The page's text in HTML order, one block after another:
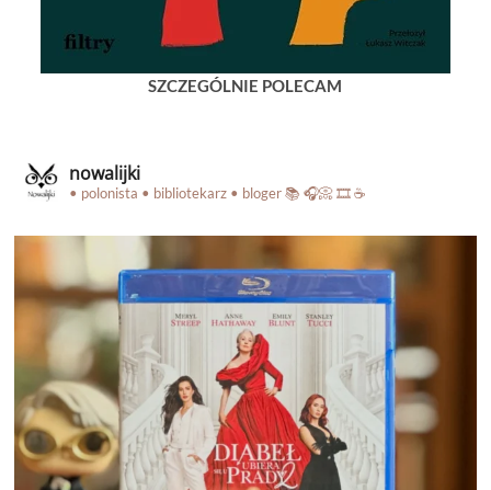
SZCZEGÓLNIE POLECAM
nowalijki
• polonista • bibliotekarz • bloger📚 🎧📀 🎞️ ☕️